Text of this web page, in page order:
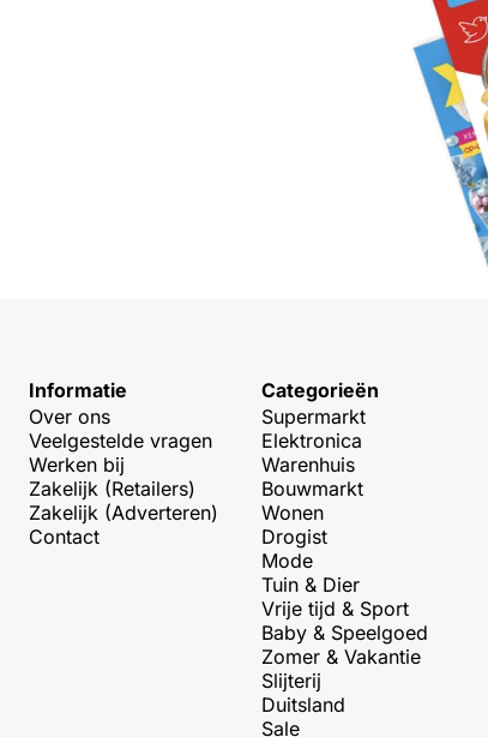
Informatie
Over ons
Veelgestelde vragen
Werken bij
Zakelijk (Retailers)
Zakelijk (Adverteren)
Contact
Categorieën
Supermarkt
Elektronica
Warenhuis
Bouwmarkt
Wonen
Drogist
Mode
Tuin & Dier
Vrije tijd & Sport
Baby & Speelgoed
Zomer & Vakantie
Slijterij
Duitsland
Sale